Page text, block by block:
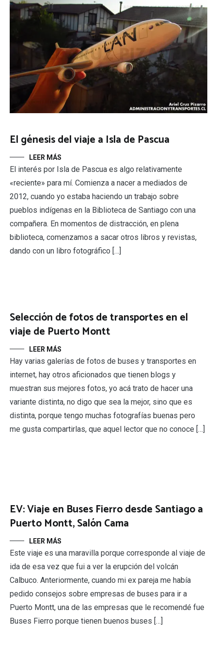
El génesis del viaje a Isla de Pascua
LEER MÁS
El interés por Isla de Pascua es algo relativamente
«reciente» para mí. Comienza a nacer a mediados de
2012, cuando yo estaba haciendo un trabajo sobre
pueblos indígenas en la Biblioteca de Santiago con una
compañera. En momentos de distracción, en plena
biblioteca, comenzamos a sacar otros libros y revistas,
dando con un libro fotográfico […]
Selección de fotos de transportes en el
viaje de Puerto Montt
LEER MÁS
Hay varias galerías de fotos de buses y transportes en
internet, hay otros aficionados que tienen blogs y
muestran sus mejores fotos, yo acá trato de hacer una
variante distinta, no digo que sea la mejor, sino que es
distinta, porque tengo muchas fotografías buenas pero
me gusta compartirlas, que aquel lector que no conoce […]
EV: Viaje en Buses Fierro desde Santiago a
Puerto Montt, Salón Cama
LEER MÁS
Este viaje es una maravilla porque corresponde al viaje de
ida de esa vez que fui a ver la erupción del volcán
Calbuco. Anteriormente, cuando mi ex pareja me había
pedido consejos sobre empresas de buses para ir a
Puerto Montt, una de las empresas que le recomendé fue
Buses Fierro porque tienen buenos buses […]